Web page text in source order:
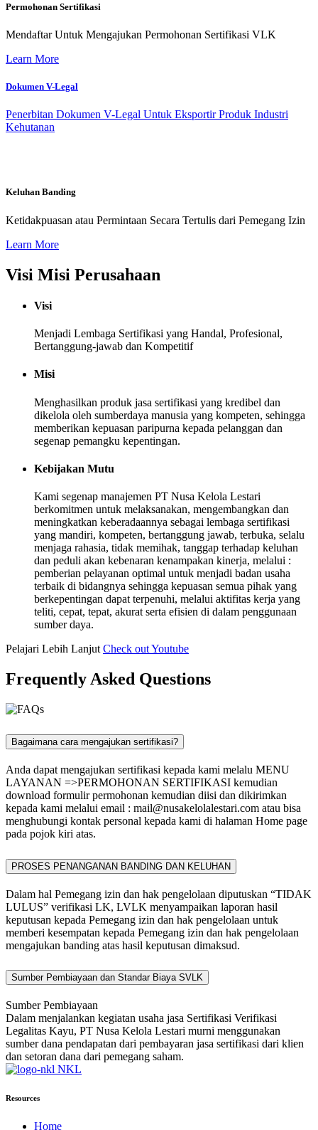
Permohonan Sertifikasi
Mendaftar Untuk Mengajukan Permohonan Sertifikasi VLK
Learn More
Dokumen V-Legal
Penerbitan Dokumen V-Legal Untuk Eksportir Produk Industri
Kehutanan
Keluhan Banding
Ketidakpuasan atau Permintaan Secara Tertulis dari Pemegang Izin
Learn More
Visi Misi Perusahaan
Visi
Menjadi Lembaga Sertifikasi yang Handal, Profesional,
Bertanggung-jawab dan Kompetitif
Misi
Menghasilkan produk jasa sertifikasi yang kredibel dan
dikelola oleh sumberdaya manusia yang kompeten, sehingga
memberikan kepuasan paripurna kepada pelanggan dan
segenap pemangku kepentingan.
Kebijakan Mutu
Kami segenap manajemen PT Nusa Kelola Lestari
berkomitmen untuk melaksanakan, mengembangkan dan
meningkatkan keberadaannya sebagai lembaga sertifikasi
yang mandiri, kompeten, bertanggung jawab, terbuka, selalu
menjaga rahasia, tidak memihak, tanggap terhadap keluhan
dan peduli akan kebenaran kenampakan kinerja, melalui :
pemberian pelayanan optimal untuk menjadi badan usaha
terbaik di bidangnya sehingga kepuasan semua pihak yang
berkepentingan dapat terpenuhi, melalui aktifitas kerja yang
teliti, cepat, tepat, akurat serta efisien di dalam penggunaan
sumber daya.
Pelajari Lebih Lanjut Check out Youtube
Frequently Asked Questions
Bagaimana cara mengajukan sertifikasi?
Anda dapat mengajukan sertifikasi kepada kami melalu MENU
LAYANAN =>PERMOHONAN SERTIFIKASI kemudian
download formulir permohonan kemudian diisi dan dikirimkan
kepada kami melalui email : mail@nusakelolalestari.com atau bisa
menghubungi kontak personal kepada kami di halaman Home page
pada pojok kiri atas.
PROSES PENANGANAN BANDING DAN KELUHAN
Dalam hal Pemegang izin dan hak pengelolaan diputuskan “TIDAK
LULUS” verifikasi LK, LVLK menyampaikan laporan hasil
keputusan kepada Pemegang izin dan hak pengelolaan untuk
memberi kesempatan kepada Pemegang izin dan hak pengelolaan
mengajukan banding atas hasil keputusan dimaksud.
Sumber Pembiayaan dan Standar Biaya SVLK
Sumber Pembiayaan
Dalam menjalankan kegiatan usaha jasa Sertifikasi Verifikasi
Legalitas Kayu, PT Nusa Kelola Lestari murni menggunakan
sumber dana pendapatan dari pembayaran jasa sertifikasi dari klien
dan setoran dana dari pemegang saham.
NKL
Resources
Home